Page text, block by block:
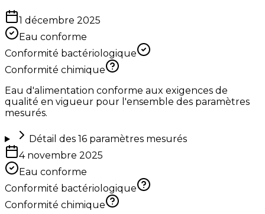
1 décembre 2025
Eau conforme
Conformité bactériologique
Conformité chimique
Eau d'alimentation conforme aux exigences de
qualité en vigueur pour l'ensemble des paramètres
mesurés.
Détail des 16paramètres mesurés
4 novembre 2025
Eau conforme
Conformité bactériologique
Conformité chimique